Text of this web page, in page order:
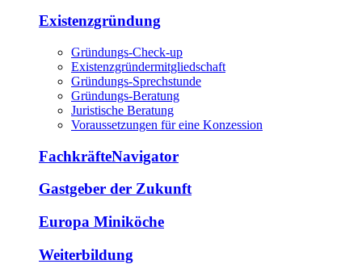
Existenzgründung
Gründungs-Check-up
Existenzgründermitgliedschaft
Gründungs-Sprechstunde
Gründungs-Beratung
Juristische Beratung
Voraussetzungen für eine Konzession
FachkräfteNavigator
Gastgeber der Zukunft
Europa Miniköche
Weiterbildung